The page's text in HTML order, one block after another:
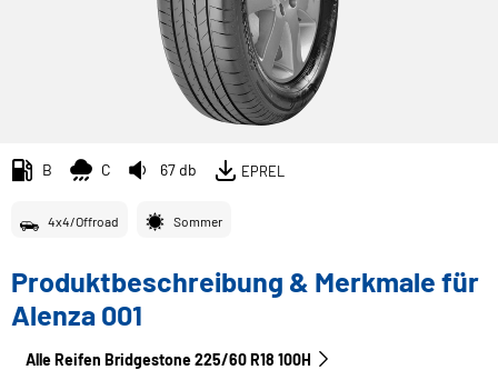
B C 67 db EPREL
4x4/Offroad Sommer
Produktbeschreibung & Merkmale für
Alenza 001
Alle Reifen Bridgestone 225/60 R18 100H